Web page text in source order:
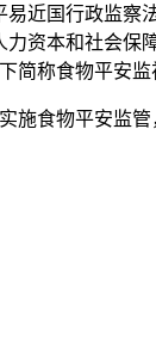
近国行政监
资本和社会
简称食物平安监
物平安监管